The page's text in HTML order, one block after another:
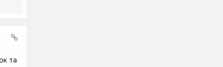
та